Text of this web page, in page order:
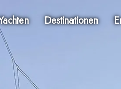
Destinationen